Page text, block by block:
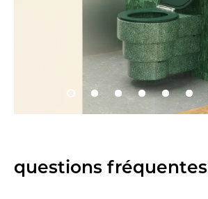
questions fréquentes